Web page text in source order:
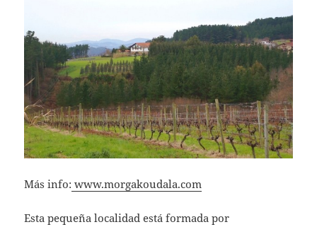
Más info: www.morgakoudala.com
Esta pequeña localidad está formada por